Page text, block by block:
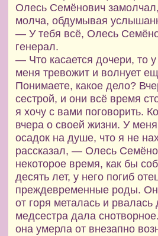
Олесь Семёнович
молча, обдумывая
— У тебя всё, Олесь
генерал.
— Что касается дочери, то
меня тревожит и волнует
Понимаете, какое дело?
сестрой, и они всё время
я хочу с вами поговорить.
вчера о своей жизни. У
осадок на душе, что я не
рассказал, — Олесь
некоторое время, как бы
десять лет, у него погиб
преждевременные роды.
от горя металась и
медсестра дала
она умерла от внезапно